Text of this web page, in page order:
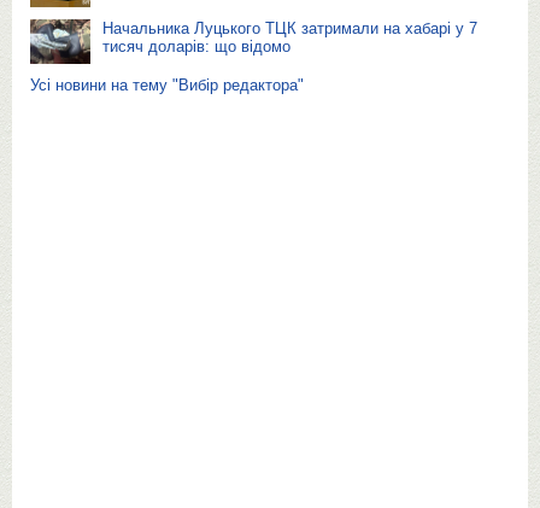
Начальника Луцького ТЦК затримали на хабарі у 7
тисяч доларів: що відомо
Усі новини на тему "Вибір редактора"